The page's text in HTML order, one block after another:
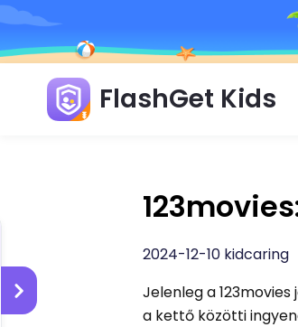
FlashGet Kids
2024-12-10 kidcaring
Jelenleg a
a kettő közötti